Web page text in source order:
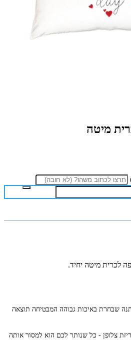
מיטה
לכרית מיטה יחיד.
שבחרת באיכות גבוהה המבטיחה תוצאה
צלופן - כל שנותר לכם הוא למסור אותה